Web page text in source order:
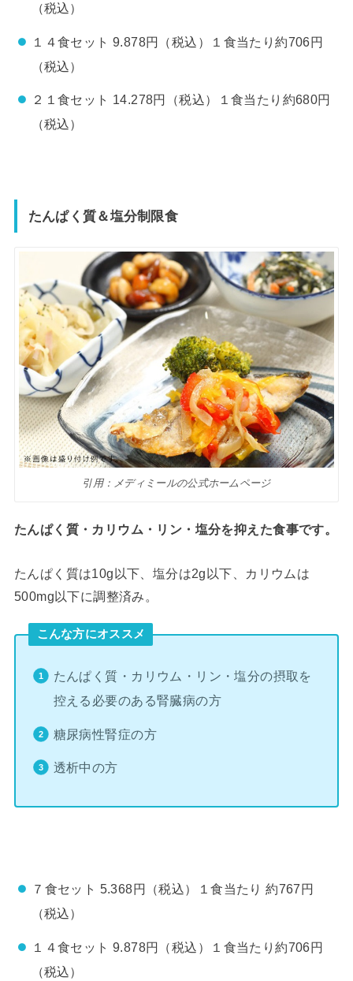
（税込）
１４食セット 9.878円（税込）１食当たり約706円
（税込）
２１食セット 14.278円（税込）１食当たり約680円
（税込）
たんぱく質＆塩分制限食
引用：メディミールの公式ホームページ
たんぱく質・カリウム・リン・塩分を抑えた食事です。
たんぱく質は10g以下、塩分は2g以下、カリウムは
500mg以下に調整済み。
こんな方にオススメ
たんぱく質・カリウム・リン・塩分の摂取を
控える必要のある腎臓病の方
糖尿病性腎症の方
透析中の方
７食セット 5.368円（税込）１食当たり 約767円
（税込）
１４食セット 9.878円（税込）１食当たり約706円
（税込）